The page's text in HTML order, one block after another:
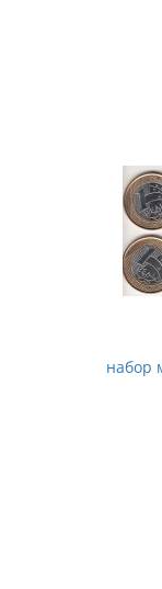
набор